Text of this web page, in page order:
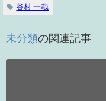
谷村 一哉
未分類の関連記事